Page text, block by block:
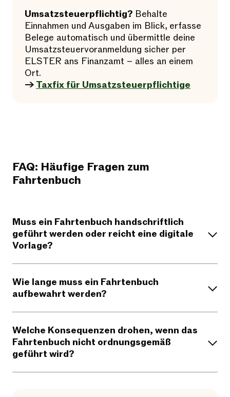
Umsatzsteuerpflichtig? Behalte
Einnahmen und Ausgaben im Blick, erfasse
Belege automatisch und übermittle deine
Umsatzsteuervoranmeldung sicher per
ELSTER ans Finanzamt – alles an einem
Ort.
→ Taxfix für Umsatzsteuerpflichtige
FAQ: Häufige Fragen zum
Fahrtenbuch
Muss ein Fahrtenbuch handschriftlich
geführt werden oder reicht eine digitale
Vorlage?
Wie lange muss ein Fahrtenbuch
aufbewahrt werden?
Welche Konsequenzen drohen, wenn das
Fahrtenbuch nicht ordnungsgemäß
geführt wird?